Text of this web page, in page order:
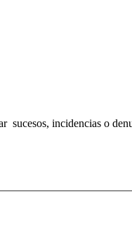
incidencias o